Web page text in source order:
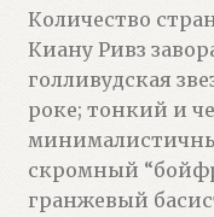
Количество
Киану Ривз
голливудская
роке; тонкий и
скромный
гранжевый